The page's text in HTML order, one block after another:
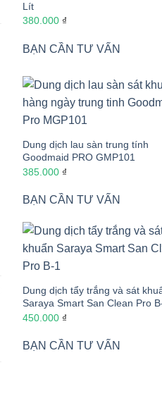
Lít
380.000 ₫
BẠN CẦN TƯ VẤN
Dung dịch lau sàn trung tính
Goodmaid PRO GMP101
385.000 ₫
BẠN CẦN TƯ VẤN
Dung dịch tẩy trắng và sát
Saraya Smart San Clean Pro
450.000 ₫
BẠN CẦN TƯ VẤN